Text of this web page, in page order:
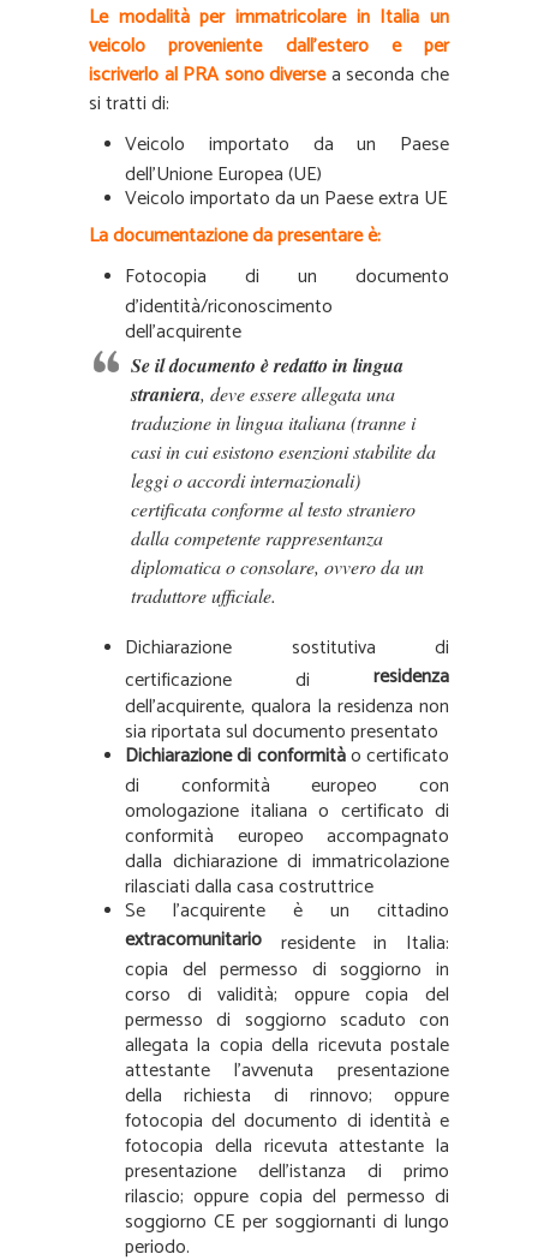
Le modalità per immatricolare in Italia un
veicolo proveniente dall’estero e per
iscriverlo al PRA sono diversea seconda che
si tratti di:
Veicolo importato da un Paese
dell’Unione Europea (UE)
Veicolo importato da un Paese extra UE
La documentazione da presentare è:
Fotocopia di un documento
d’identità/riconoscimento
dell’acquirente
Se il documento è redatto in lingua
straniera, deve essere allegata una
traduzione in lingua italiana (tranne i
casi in cui esistono esenzioni stabilite da
leggi o accordi internazionali)
certificata conforme al testo straniero
dalla competente rappresentanza
diplomatica o consolare, ovvero da un
traduttore ufficiale.
Dichiarazione sostitutiva di
certificazione di residenza
dell’acquirente, qualora la residenza non
sia riportata sul documento presentato
Dichiarazione di conformitào certificato
di conformità europeo con
omologazione italiana o certificato di
conformità europeo accompagnato
dalla dichiarazione di immatricolazione
rilasciati dalla casa costruttrice
Se l’acquirente è un cittadino
extracomunitario residente in Italia:
copia del permesso di soggiorno in
corso di validità; oppure copia del
permesso di soggiorno scaduto con
allegata la copia della ricevuta postale
attestante l’avvenuta presentazione
della richiesta di rinnovo; oppure
fotocopia del documento di identità e
fotocopia della ricevuta attestante la
presentazione dell’istanza di primo
rilascio; oppure copia del permesso di
soggiorno CE per soggiornanti di lungo
periodo.